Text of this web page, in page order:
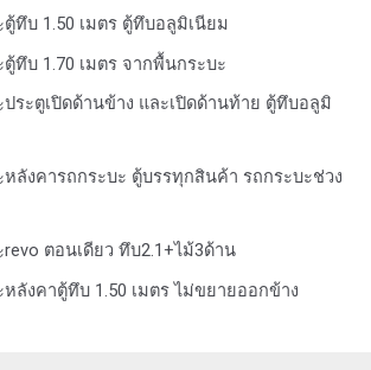
ตู้ทึบ 1.50 เมตร ตู้ทึบอลูมิเนียม
ตู้ทึบ 1.70 เมตร จากพื้นกระบะ
ประตูเปิดด้านข้าง และเปิดด้านท้าย ตู้ทึบอลูมิ
หลังคารถกระบะ ตู้บรรทุกสินค้า รถกระบะช่วง
revo ตอนเดียว ทึบ2.1+ไม้3ด้าน
หลังคาตู้ทึบ 1.50 เมตร ไม่ขยายออกข้าง